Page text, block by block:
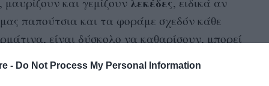
- Do Not Process My Personal Information
παπούτσια και τα φοράμε σχεδόν κάθε
είναι δύσκολο να καθαρίσουν, μπορεί
κατάσταση ώστε να τα κλειδώσουμε για